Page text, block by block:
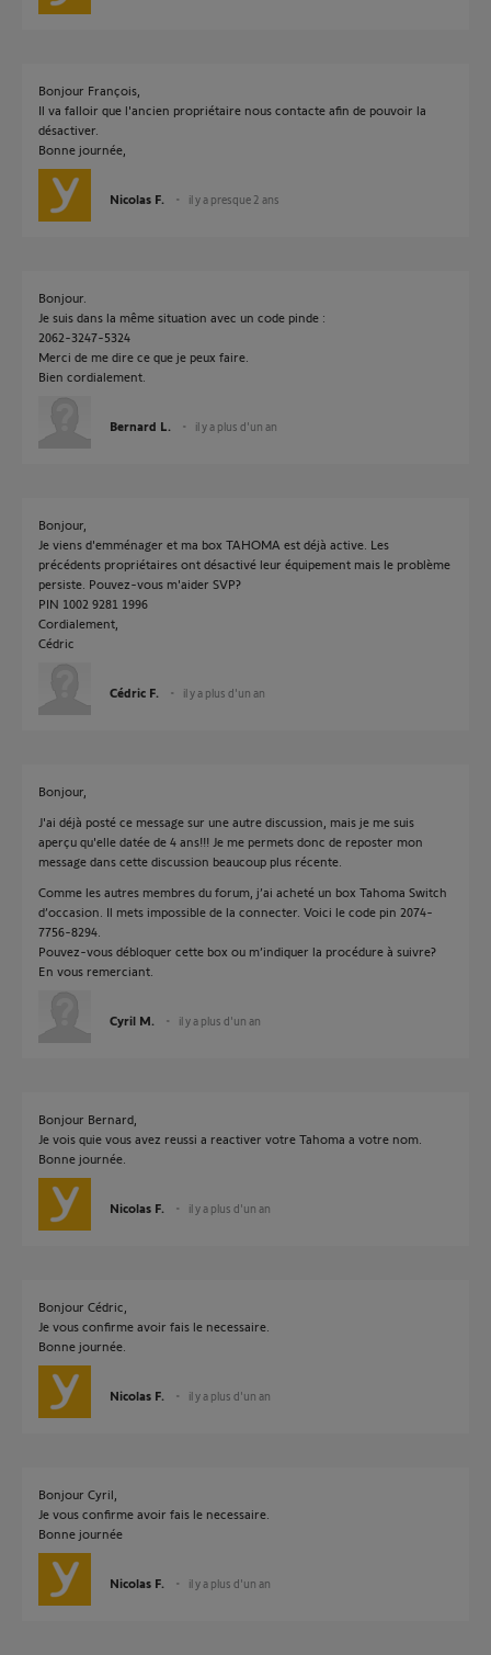
Bonjour François,
Il va falloir que l'ancien propriétaire nous contacte afin de pouvoir la
désactiver.
Bonne journée,
Nicolas F. il y a presque 2 ans
Bonjour.
Je suis dans la même situation avec un code pinde :
2062-3247-5324
Merci de me dire ce que je peux faire.
Bien cordialement.
Bernard L. il y a plus d'un an
Bonjour,
Je viens d'emménager et ma box TAHOMA est déjà active. Les
précédents propriétaires ont désactivé leur équipement mais le problème
persiste. Pouvez-vous m'aider SVP?
PIN 1002 9281 1996
Cordialement,
Cédric
Cédric F. il y a plus d'un an
Bonjour,
J'ai déjà posté ce message sur une autre discussion, mais je me suis
aperçu qu'elle datée de 4 ans!!! Je me permets donc de reposter mon
message dans cette discussion beaucoup plus récente.
Comme les autres membres du forum, j’ai acheté un box Tahoma Switch
d’occasion. Il mets impossible de la connecter. Voici le code pin 2074-
7756-8294.
Pouvez-vous débloquer cette box ou m’indiquer la procédure à suivre?
En vous remerciant.
Cyril M. il y a plus d'un an
Bonjour Bernard,
Je vois quie vous avez reussi a reactiver votre Tahoma a votre nom.
Bonne journée.
Nicolas F. il y a plus d'un an
Bonjour Cédric,
Je vous confirme avoir fais le necessaire.
Bonne journée.
Nicolas F. il y a plus d'un an
Bonjour Cyril,
Je vous confirme avoir fais le necessaire.
Bonne journée
Nicolas F. il y a plus d'un an